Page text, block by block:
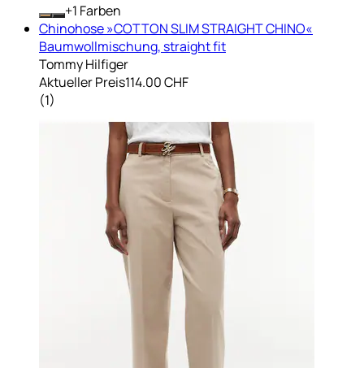
+ Farben
Chinohose »COTTON SLIM STRAIGHT CHINO«
Baumwollmischung, straight fit
Tommy Hilfiger
Aktueller Preis114.00 CHF
(1)